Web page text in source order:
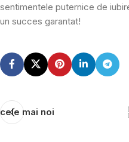
sentimentele puternice de
un succes garantat!
cele mai noi